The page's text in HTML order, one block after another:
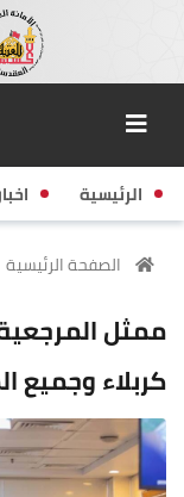
الرئيسية
الصفحة الرئيسية
ممثل
كربلاء وجميع